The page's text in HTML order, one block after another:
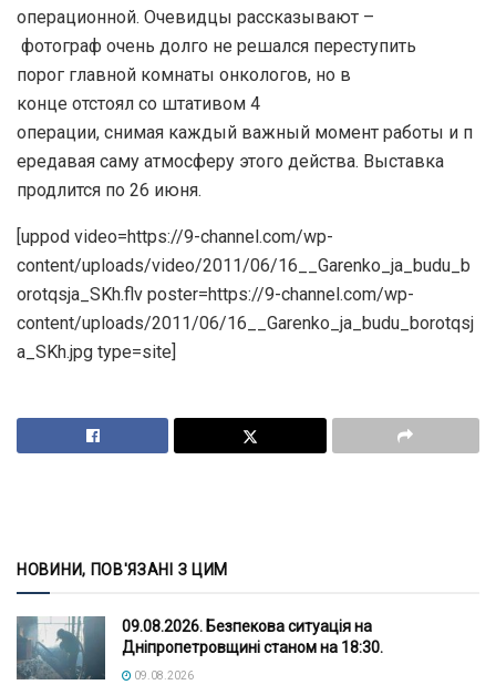
операционной. Очевидцы рассказывают –
фотограф очень долго не решался переступить
порог главной комнаты онкологов, но в
конце отстоял со штативом 4
операции, снимая каждый важный момент работы и п
ередавая саму атмосферу этого действа. Выставка
продлится по 26 июня.
[uppod video=https://9-channel.com/wp-
content/uploads/video/2011/06/16__Garenko_ja_budu_b
orotqsja_SKh.flv poster=https://9-channel.com/wp-
content/uploads/2011/06/16__Garenko_ja_budu_borotqsj
a_SKh.jpg type=site]
НОВИНИ, ПОВ'ЯЗАНІ З ЦИМ
09.08.2026. Безпекова ситуація на
Дніпропетровщині станом на 18:30.
09.08.2026